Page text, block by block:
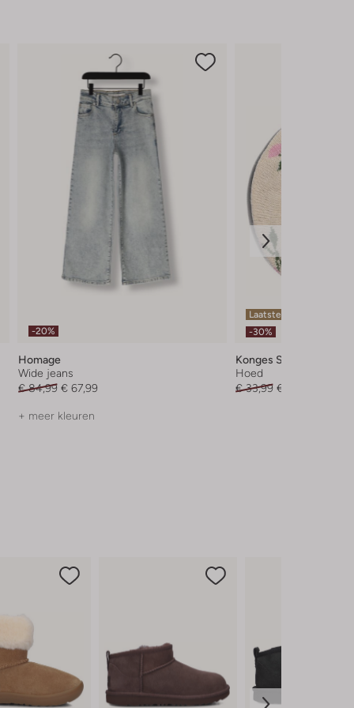
-20%
Homage
Wide jeans
€ 84,99 € 67,99
+ meer kleuren
Laatste maten
-30%
Konges Slojd
Hoed
€ 33,99 € 23,99